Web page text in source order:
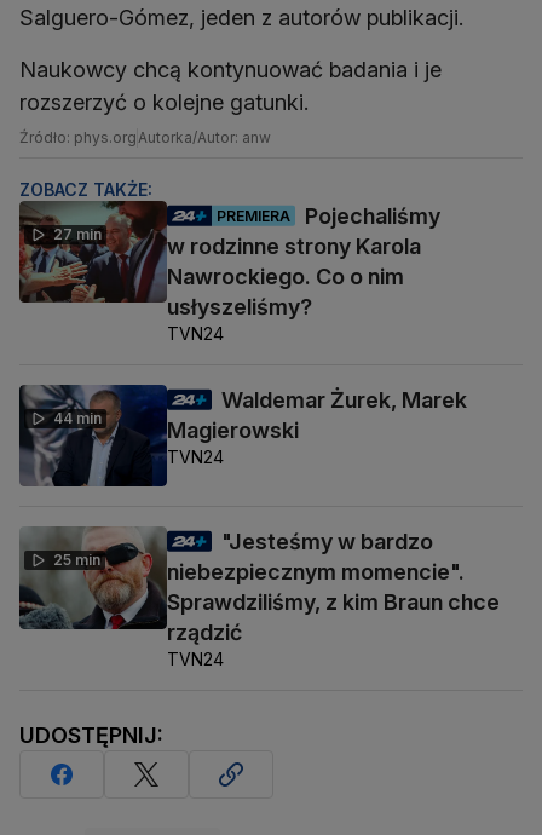
Salguero-Gómez, jeden z autorów publikacji.
Naukowcy chcą kontynuować badania i je
rozszerzyć o kolejne gatunki.
Źródło: phys.orgAutorka/Autor: anw
ZOBACZ TAKŻE:
27 min
PREMIERA
Pojechaliśmy
w rodzinne strony Karola
Nawrockiego. Co o nim
usłyszeliśmy?
TVN24
44 min
Waldemar Żurek, Marek
Magierowski
TVN24
25 min
"Jesteśmy w bardzo
niebezpiecznym momencie".
Sprawdziliśmy, z kim Braun chce
rządzić
TVN24
UDOSTĘPNIJ: